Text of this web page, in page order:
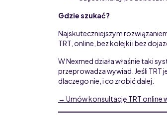
Gdzie szukać?
Najskuteczniejszym
TRT, online, bez kolejki i bez
W Nexmed działa właśnie taki
przeprowadza wywiad. Jeśli
dlaczego nie, i co zrobić dalej.
→ Umów konsultację TRT online